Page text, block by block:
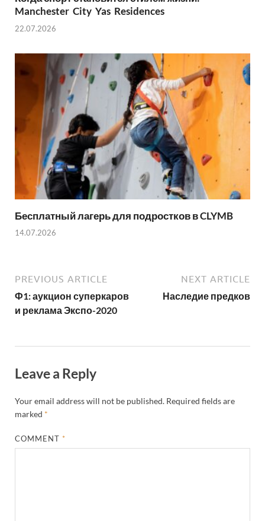
Manchester City Yas Residences
22.07.2026
Бесплатный лагерь для подростков в CLYMB
14.07.2026
PREVIOUS ARTICLE
Ф1: аукцион суперкаров
и реклама Экспо-2020
NEXT ARTICLE
Наследие предков
Leave a Reply
Your email address will not be published. Required fields are
marked *
COMMENT *